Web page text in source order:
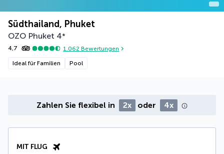
Südthailand, Phuket
OZO Phuket 4*
4,7 1.062 Bewertungen
Ideal für Familien Pool
Zahlen Sie flexibel in 2x oder 4x
MIT FLUG